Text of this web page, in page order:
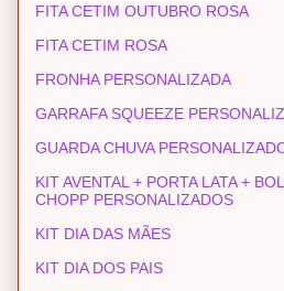
FITA CETIM OUTUBRO ROSA
FITA CETIM ROSA
FRONHA PERSONALIZADA
GARRAFA SQUEEZE
GUARDA CHUVA
KIT AVENTAL + PORTA LATA +
CHOPP PERSONALIZADOS
KIT DIA DAS MÃES
KIT DIA DOS PAIS